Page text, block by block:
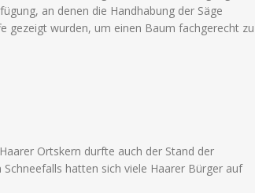
an denen die Handhabung der Säge
gezeigt wurden, um einen Baum fachgerecht zu
Ortskern durfte auch der Stand der
hatten sich viele Haarer Bürger auf